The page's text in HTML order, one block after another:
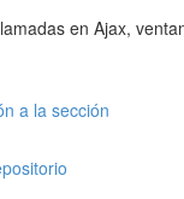
en Ajax,
a la sección